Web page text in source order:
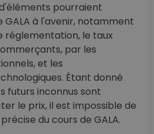
pourraient
à l'avenir, notamment
réglementation, le taux
par les
et les
Étant donné
futurs inconnus sont
le prix, il est impossible de
du cours de GALA.